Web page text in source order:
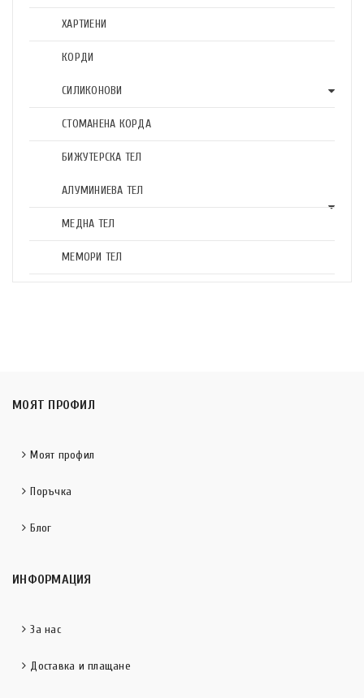
ХАРТИЕНИ
КОРДИ
СИЛИКОНОВИ
СТОМАНЕНА КОРДА
БИЖУТЕРСКА ТЕЛ
АЛУМИНИЕВА ТЕЛ
МЕДНА ТЕЛ
МЕМОРИ ТЕЛ
МОЯТ ПРОФИЛ
Моят профил
Поръчка
Блог
ИНФОРМАЦИЯ
За нас
Доставка и плащане